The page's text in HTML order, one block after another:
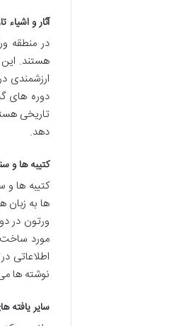
آثار و
در منطقه
هستند. این
ارزشمندی
دوره های
تاریخی
دهد.
کتیبه ها و
کتیبه ها
ها به
ورتون در
مورد ساخت
اطلاعاتی
نوشته ها
سایر یافته